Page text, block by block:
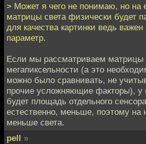
> Может я чего не понимаю, но на
матрицы света физически будет
для качества картинки ведь
параметр.
Если мы рассматриваем матрицы
мегапиксельности (а это
можно было сравнивать, не
прочие усложняющие факторы), у
будет площадь отдельного
естественно, меньше, поэтому на
меньше света.
pell »